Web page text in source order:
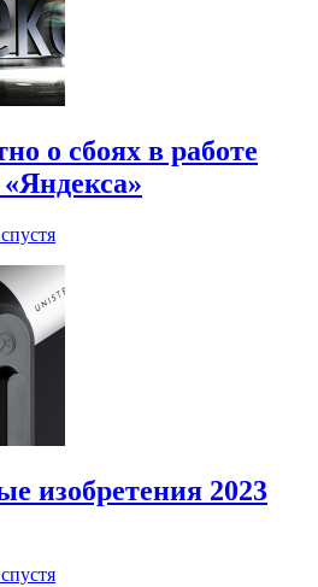
о сбоях в работе
изобретения 2023